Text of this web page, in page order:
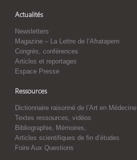
Actualités
Newsletters
Magazine – La Lettre de l’Afratapem
Congrès, conférences
Articles et reportages
Espace Presse
Ressources
Dictionnaire raisonné de l’Art en Médecine
Textes ressources, vidéos
Bibliographie, Mémoires,
Articles scientifiques de fin d’études
Foire Aux Questions